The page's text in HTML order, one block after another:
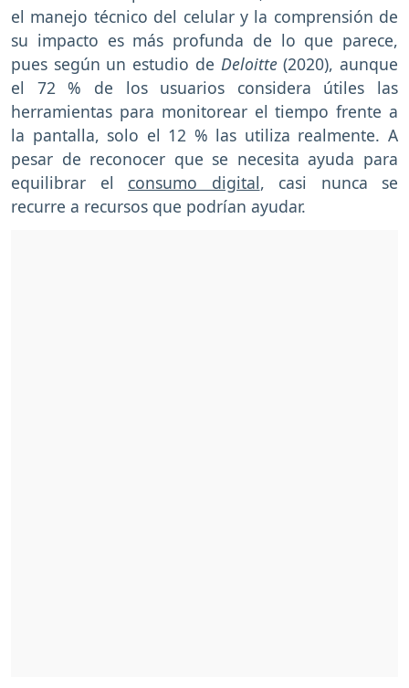
el manejo técnico del celular y la comprensión de
su impacto es más profunda de lo que parece,
pues según un estudio de Deloitte(2020), aunque
el 72 % de los usuarios considera útiles las
herramientas para monitorear el tiempo frente a
la pantalla, solo el 12 % las utiliza realmente. A
pesar de reconocer que se necesita ayuda para
equilibrar el consumo digital, casi nunca se
recurre a recursos que podrían ayudar.